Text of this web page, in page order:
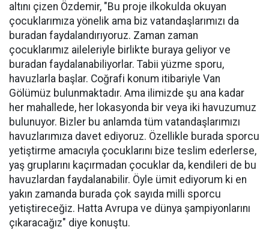
altını çizen Özdemir, "Bu proje ilkokulda okuyan
çocuklarımıza yönelik ama biz vatandaşlarımızı da
buradan faydalandırıyoruz. Zaman zaman
çocuklarımız aileleriyle birlikte buraya geliyor ve
buradan faydalanabiliyorlar. Tabii yüzme sporu,
havuzlarla başlar. Coğrafi konum itibariyle Van
Gölümüz bulunmaktadır. Ama ilimizde şu ana kadar
her mahallede, her lokasyonda bir veya iki havuzumuz
bulunuyor. Bizler bu anlamda tüm vatandaşlarımızı
havuzlarımıza davet ediyoruz. Özellikle burada sporcu
yetiştirme amacıyla çocuklarını bize teslim ederlerse,
yaş gruplarını kaçırmadan çocuklar da, kendileri de bu
havuzlardan faydalanabilir. Öyle ümit ediyorum ki en
yakın zamanda burada çok sayıda milli sporcu
yetiştireceğiz. Hatta Avrupa ve dünya şampiyonlarını
çıkaracağız" diye konuştu.